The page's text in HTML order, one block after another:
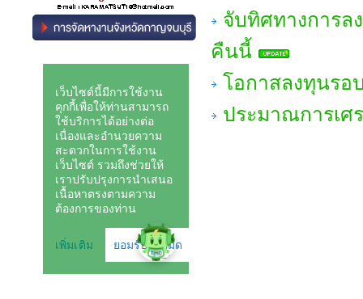
จับทิศทางการล
คืนนี้
โอกาสลงทุนรอ
ประมาณการเศ